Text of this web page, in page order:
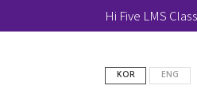
Hi Five LMS Class
KOR ENG